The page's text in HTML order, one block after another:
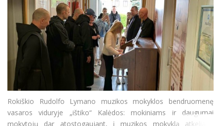
Rokiškio Rudolfo Lymano muzikos mokyklos bendruomenę
vasaros viduryje „ištiko“ Kalėdos: mokiniams ir daugumai
mokytojų dar atostogaujant, į muzikos mokyklą atkeliavo